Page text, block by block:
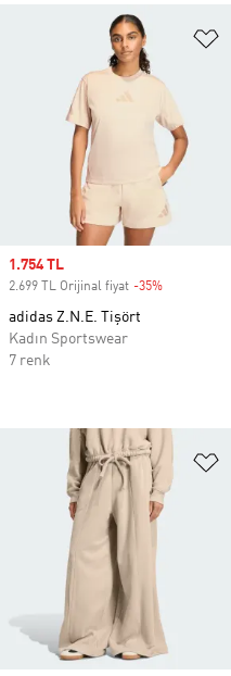
Sale price
1.754 TL
2.699 TL Orijinal fiyat -35%
adidas Z.N.E. Tişört
Kadın Sportswear
7 renk